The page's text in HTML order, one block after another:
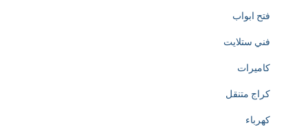
فتح ابواب
فني ستلايت
كاميرات
كراج متنقل
كهرباء